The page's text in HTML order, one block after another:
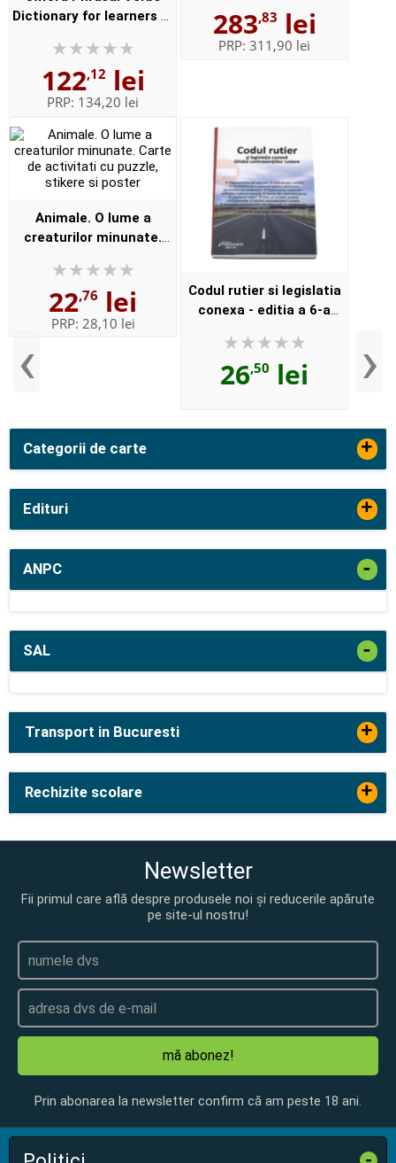
Categorii de carte +
Edituri +
ANPC -
SAL -
‹
Dictionary for learners of
Paperback)
122,12lei
PRP: 134,20 lei
Edition - Format,
Paperbac...
283,83 lei
PRP: 311,90 lei
Animale. O lume a
creaturilor minunate.
puzzle, stikere si poster
22,76 lei
PRP: 28,10 lei
Codul rutier si legislatia
conexa - editia a 6-a
2016. Ghidul
contraventiilor rutiere
26,50 lei ›
Transport in Bucuresti +
Rechizite scolare +
Newsletter
Fii primul care află despre produsele noi și reducerile apărute
pe site-ul nostru!
mă abonez!
Prin abonarea la newsletter confirm că am peste 18 ani.